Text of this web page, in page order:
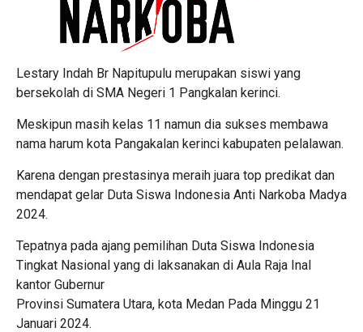
Lestary Indah Br Napitupulu merupakan siswi yang
bersekolah di SMA Negeri 1 Pangkalan kerinci.
Meskipun masih kelas 11 namun dia sukses membawa
nama harum kota Pangakalan kerinci kabupaten pelalawan.
Karena dengan prestasinya meraih juara top predikat dan
mendapat gelar Duta Siswa Indonesia Anti Narkoba Madya
2024.
Tepatnya pada ajang pemilihan Duta Siswa Indonesia
Tingkat Nasional yang di laksanakan di Aula Raja Inal
kantor Gubernur
Provinsi Sumatera Utara, kota Medan Pada Minggu 21
Januari 2024.